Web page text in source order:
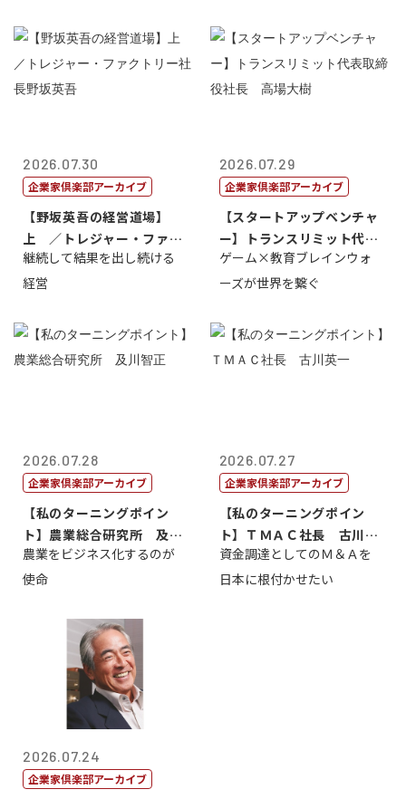
2026.07.30
企業家倶楽部アーカイブ
【野坂英吾の経営道場】
上 ／トレジャー・ファク
トリー社長野坂...
継続して結果を出し続ける
経営
2026.07.29
企業家倶楽部アーカイブ
【スタートアップベンチャ
ー】トランスリミット代表
取締役社長 ...
ゲーム×教育ブレインウォ
ーズが世界を繋ぐ
2026.07.28
企業家倶楽部アーカイブ
【私のターニングポイン
ト】農業総合研究所 及川
智正
農業をビジネス化するのが
使命
2026.07.27
企業家倶楽部アーカイブ
【私のターニングポイン
ト】ＴＭＡＣ社長 古川英
一
資金調達としてのＭ＆Ａを
日本に根付かせたい
2026.07.24
企業家倶楽部アーカイブ